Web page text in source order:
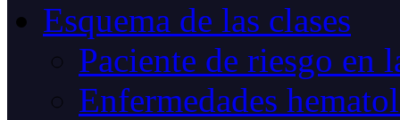
Esquema de las clases
Paciente de riesgo en
Enfermedades